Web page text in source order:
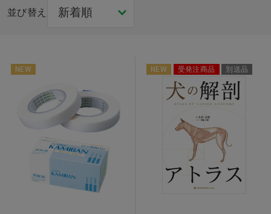
並び替え
NEW NEW 受発注商品 別送品